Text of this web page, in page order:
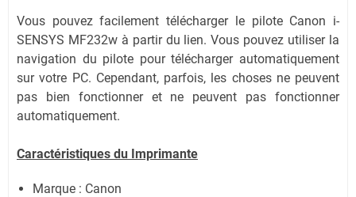
Vous pouvez facilement télécharger le pilote Canon i-
SENSYS MF232w à partir du lien. Vous pouvez utiliser la
navigation du pilote pour télécharger automatiquement
sur votre PC. Cependant, parfois, les choses ne peuvent
pas bien fonctionner et ne peuvent pas fonctionner
automatiquement.
Caractéristiques du Imprimante
Marque : Canon